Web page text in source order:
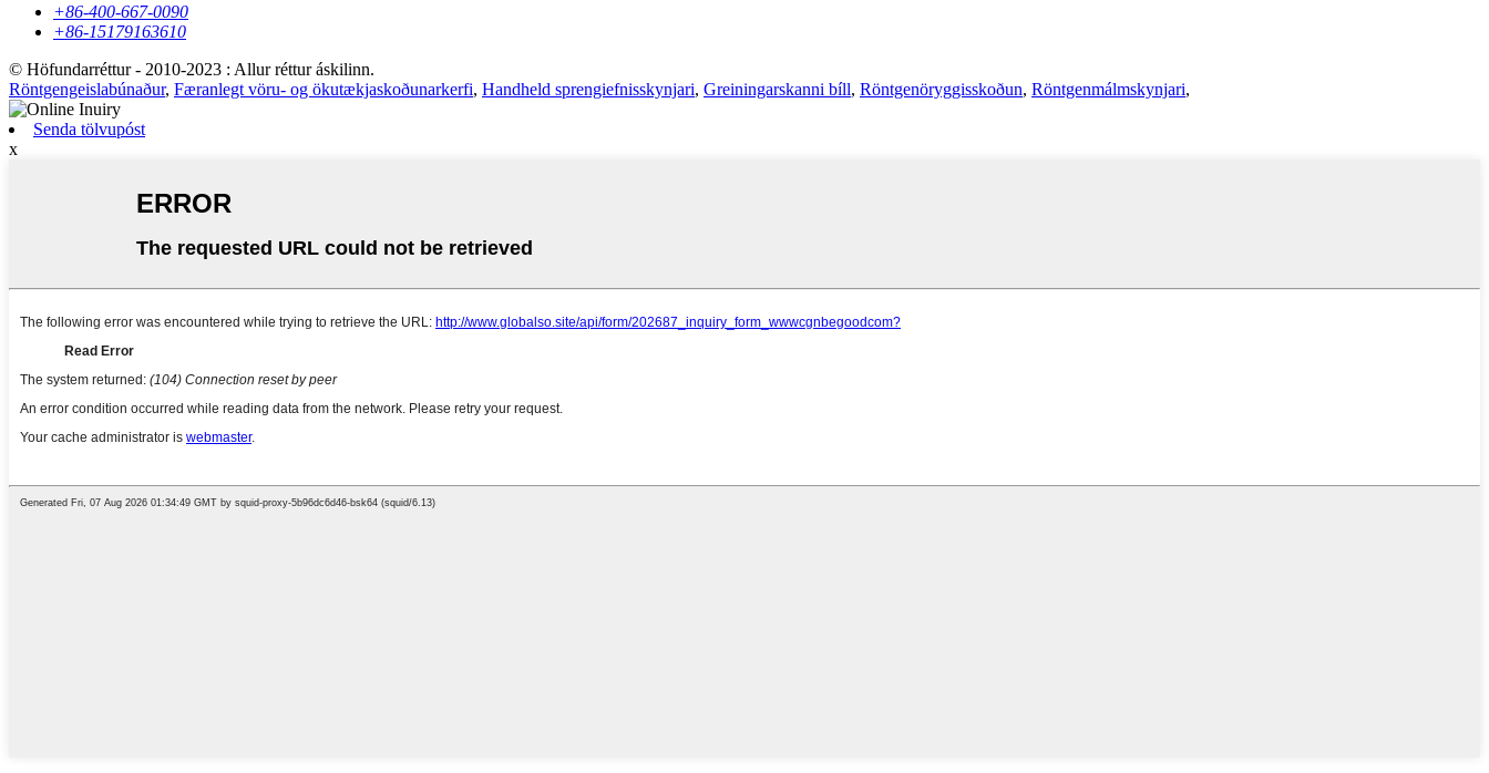
+86-400-667-0090
+86-15179163610
© Höfundarréttur - 2010-2023 : Allur réttur áskilinn.
Röntgengeislabúnaður, Færanlegt vöru- og ökutækjaskoðunarkerfi, Handheld sprengiefnisskynjari, Greiningarskanni bíll, Röntgenöryggisskoðun, Röntgenmálmskynjari,
Senda tölvupóst
x